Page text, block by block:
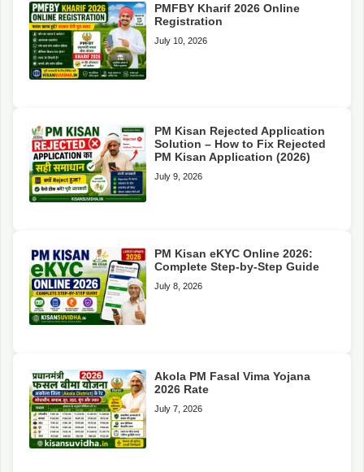
PMFBY Kharif 2026 Online
Registration
July 10, 2026
PM Kisan Rejected Application
Solution – How to Fix Rejected
PM Kisan Application (2026)
July 9, 2026
PM Kisan eKYC Online 2026:
Complete Step-by-Step Guide
July 8, 2026
Akola PM Fasal Vima Yojana
2026 Rate
July 7, 2026